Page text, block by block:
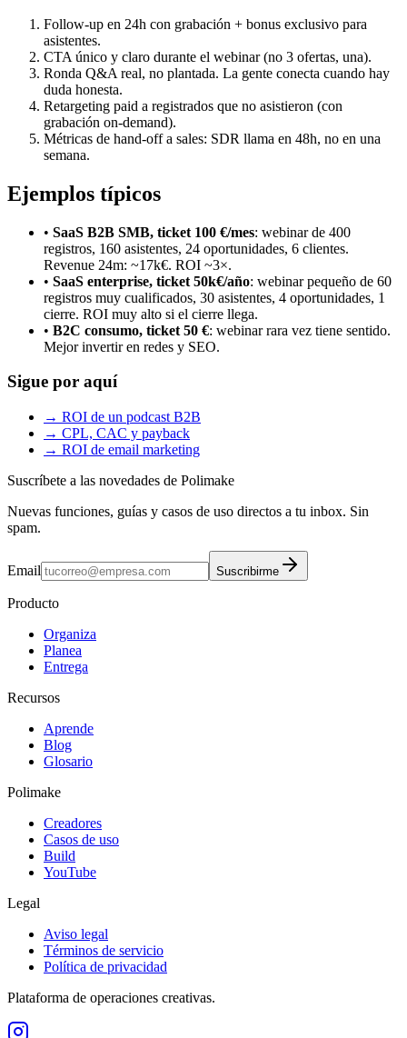
Follow-up en 24h con grabación + bonus exclusivo para
asistentes.
CTA único y claro durante el webinar (no 3 ofertas, una).
Ronda Q&A real, no plantada. La gente conecta cuando hay
duda honesta.
Retargeting paid a registrados que no asistieron (con
grabación on-demand).
Métricas de hand-off a sales: SDR llama en 48h, no en una
semana.
Ejemplos típicos
• SaaS B2B SMB, ticket 100 €/mes: webinar de 400
registros, 160 asistentes, 24 oportunidades, 6 clientes.
Revenue 24m: ~17k€. ROI ~3×.
• SaaS enterprise, ticket 50k€/año: webinar pequeño de 60
registros muy cualificados, 30 asistentes, 4 oportunidades, 1
cierre. ROI muy alto si el cierre llega.
• B2C consumo, ticket 50 €: webinar rara vez tiene sentido.
Mejor invertir en redes y SEO.
Sigue por aquí
→ ROI de un podcast B2B
→ CPL, CAC y payback
→ ROI de email marketing
Suscríbete a las novedades de Polimake
Nuevas funciones, guías y casos de uso directos a tu inbox. Sin
spam.
Email Suscribirme
Producto
Organiza
Planea
Entrega
Recursos
Aprende
Blog
Glosario
Polimake
Creadores
Casos de uso
Build
YouTube
Legal
Aviso legal
Términos de servicio
Política de privacidad
Plataforma de operaciones creativas.